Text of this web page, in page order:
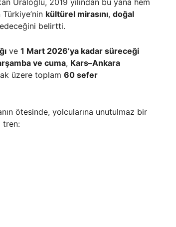
Uraloğlu, 2019 yılından bu yana hem
kültürel mirasını, doğal
belirtti.
ve 1 Mart 2026’ya kadar süreceği
ve cuma, Kars–Ankara
üzere toplam 60 sefer
ötesinde, yolcularına unutulmaz bir
tren: